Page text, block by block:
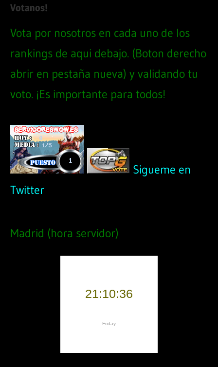
Votanos!
Vota por nosotros en cada uno de los
rankings de aqui debajo. (Boton derecho
abrir en pestaña nueva) y validando tu
voto. ¡Es importante para todos!
Sigueme en
Twitter
Madrid (hora servidor)